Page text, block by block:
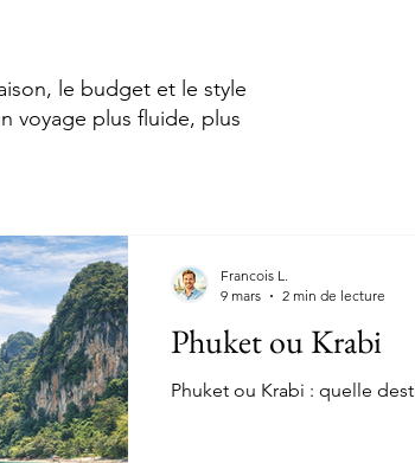
le budget et le style
voyage plus fluide, plus
Phuket ou Krabi
Phuket ou Krabi : quelle
Francois L.
9 mars
2 min de lecture